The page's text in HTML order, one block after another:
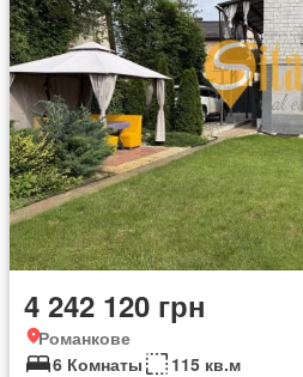
4 242 120 грн
Романкове
6 Комнаты
115 кв.м